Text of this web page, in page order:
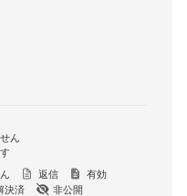
ん
返信
有効
決済
非公開